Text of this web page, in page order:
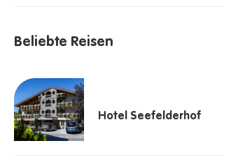
Beliebte Reisen
Hotel Seefelderhof